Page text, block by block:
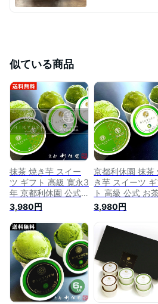
似ている商品
抹茶 焼き芋 スイー
ツ ギフト 高級 寛永3
年 京都利休園 公式
お茶アイス 芋アイス
4段階抹茶と芋しみ
ずコラボアイス×2個
(計6個) お歳暮 母の
日 父の日 お中元 贈
り物 贈答品 プレゼ
ント アイスクリーム
スイーツ お茶ギフト
メーカー直送 R-ICE-
40
3,980円
京都利休園 抹茶
き芋 スイーツ ギ
ト 高級 公式 お
イス 芋アイス 4
抹茶と芋しみずコ
ボアイス×2個(計6
個) お歳暮 母の
の日 お中元 贈
贈答品 プレゼント
アイスクリーム
ーツ お茶ギフト
ICE-40
3,980円